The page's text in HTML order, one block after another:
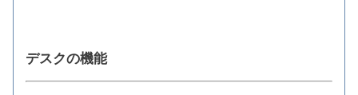
デスクの機能